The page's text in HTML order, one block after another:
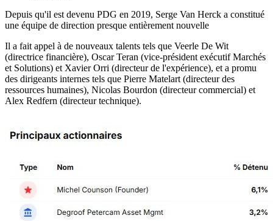
Depuis qu'il est devenu PDG en 2019, Serge Van Herck a constitué
une équipe de direction presque entièrement nouvelle
Il a fait appel à de nouveaux talents tels que Veerle De Wit
(directrice financière), Oscar Teran (vice-président exécutif Marchés
et Solutions) et Xavier Orri (directeur de l'expérience), et a promu
des dirigeants internes tels que Pierre Matelart (directeur des
ressources humaines), Nicolas Bourdon (directeur commercial) et
Alex Redfern (directeur technique).